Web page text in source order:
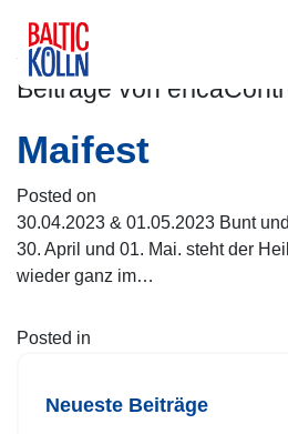
AUTOR:
Beiträge von
Maifest
Posted on
30.04.2023 & 01.05.2023 Bunt
30. April und 01. Mai. steht der
wieder ganz im…
Posted in
Neueste Beiträge